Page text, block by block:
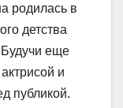
родилась в
детства
Будучи еще
и
публикой.